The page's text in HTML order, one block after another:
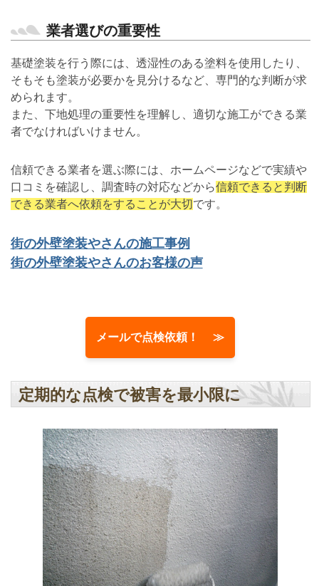
業者選びの重要性
基礎塗装を行う際には、透湿性のある塗料を使用したり、
そもそも塗装が必要かを見分けるなど、専門的な判断が求
められます。
また、下地処理の重要性を理解し、適切な施工ができる業
者でなければいけません。
信頼できる業者を選ぶ際には、ホームページなどで実績や
口コミを確認し、調査時の対応などから信頼できると判断
できる業者へ依頼をすることが大切です。
街の外壁塗装やさんの施工事例
街の外壁塗装やさんのお客様の声
メールで点検依頼！ ≫
定期的な点検で被害を最小限に